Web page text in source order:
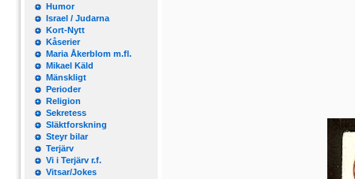
Humor
Israel / Judarna
Kort-Nytt
Kåserier
Maria Åkerblom m.fl.
Mikael Käld
Mänskligt
Perioder
Religion
Sekretess
Släktforskning
Steyr bilar
Terjärv
Vi i Terjärv r.f.
Vitsar/Jokes